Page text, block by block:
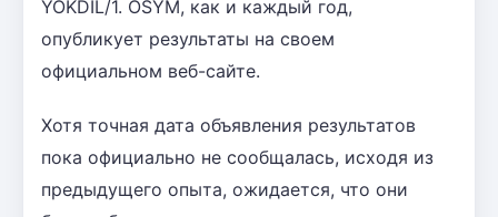
YÖKDİL/1. ÖSYM, как и каждый год,
опубликует результаты на своем
официальном веб-сайте.
Хотя точная дата объявления результатов
пока официально не сообщалась, исходя из
предыдущего опыта, ожидается, что они